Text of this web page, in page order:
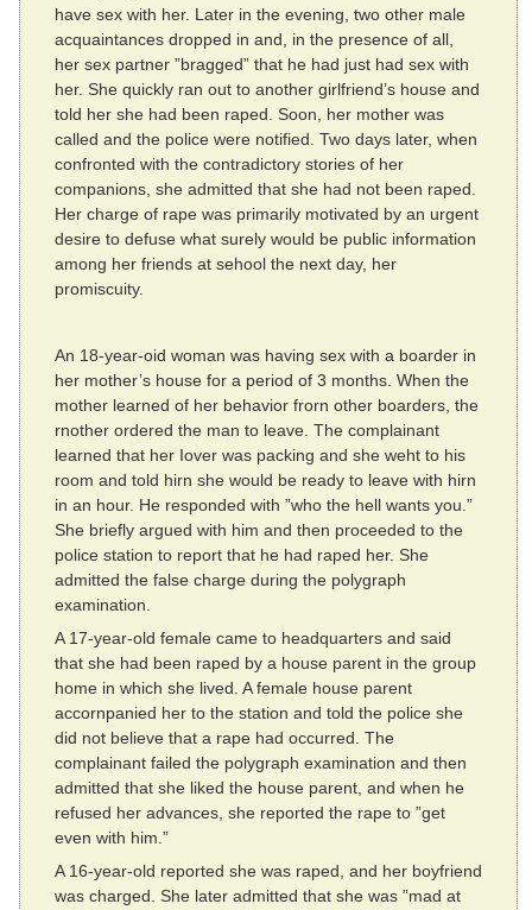
have sex with her. Later in the evening, two other male
acquaintances dropped in and, in the presence of all,
her sex partner ”bragged” that he had just had sex with
her. She quickly ran out to another girlfriend’s house and
told her she had been raped. Soon, her mother was
called and the police were notified. Two days later, when
confronted with the contradictory stories of her
companions, she admitted that she had not been raped.
Her charge of rape was primarily motivated by an urgent
desire to defuse what surely would be public information
among her friends at sehool the next day, her
promiscuity.
An 18-year-oid woman was having sex with a boarder in
her mother’s house for a period of 3 months. When the
mother learned of her behavior frorn other boarders, the
rnother ordered the man to leave. The complainant
learned that her Iover was packing and she weht to his
room and told hirn she would be ready to leave with hirn
in an hour. He responded with ”who the hell wants you.”
She briefly argued with him and then proceeded to the
police station to report that he had raped her. She
admitted the false charge during the polygraph
examination.
A 17-year-old female came to headquarters and said
that she had been raped by a house parent in the group
home in which she lived. A female house parent
accornpanied her to the station and told the police she
did not believe that a rape had occurred. The
complainant failed the polygraph examination and then
admitted that she liked the house parent, and when he
refused her advances, she reported the rape to ”get
even with him.”
A 16-year-old reported she was raped, and her boyfriend
was charged. She later admitted that she was ”mad at